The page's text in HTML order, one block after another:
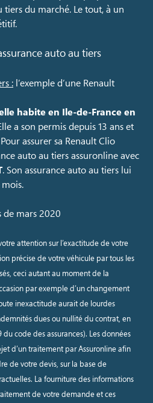
tiers du marché. Le tout, à un
auto au tiers
: l’exemple d’une Renault
habite en Ile-de-France en
a son permis depuis 13 ans et
assurer sa Renault Clio
auto au tiers assuronline avec
. Son assurance auto au tiers lui
de mars 2020
attention sur l’exactitude de votre
précise de votre véhicule par tous les
ceci autant au moment de la
par exemple d’un changement
inexactitude aurait de lourdes
dues ou nullité du contrat, en
du code des assurances). Les données
d’un traitement par Assuronline afin
de votre devis, sur la base de
La fourniture des informations
de votre demande et ces